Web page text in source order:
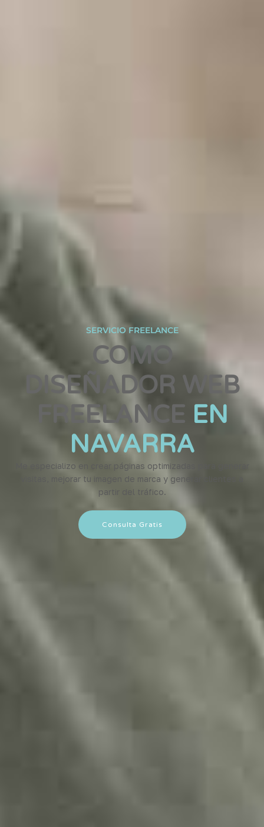
SERVICIO FREELANCE
COMO
DISEÑADOR WEB
FREELANCE EN
NAVARRA
Me especializo en crear páginas optimizadas para generar
visitas, mejorar tu imagen de marca y generar clientes a
partir del tráfico.
Consulta Gratis